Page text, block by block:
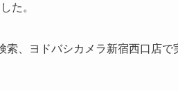
た。
、ヨドバシカメラ新宿西口店